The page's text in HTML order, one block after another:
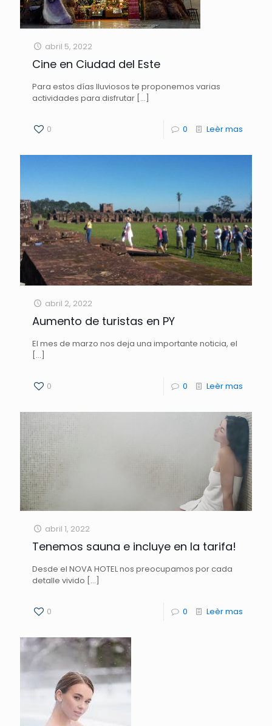
abril 5, 2022
Cine en Ciudad del Este
Para estos días lluviosos te proponemos varias
actividades para disfrutar […]
0 0 Leèr mas
abril 2, 2022
Aumento de turistas en PY
El mes de marzo nos deja una importante noticia, el
[…]
0 0 Leèr mas
abril 1, 2022
Tenemos sauna e incluye en la tarifa!
Desde el NOVA HOTEL nos preocupamos por cada
detalle vivido […]
0 0 Leèr mas